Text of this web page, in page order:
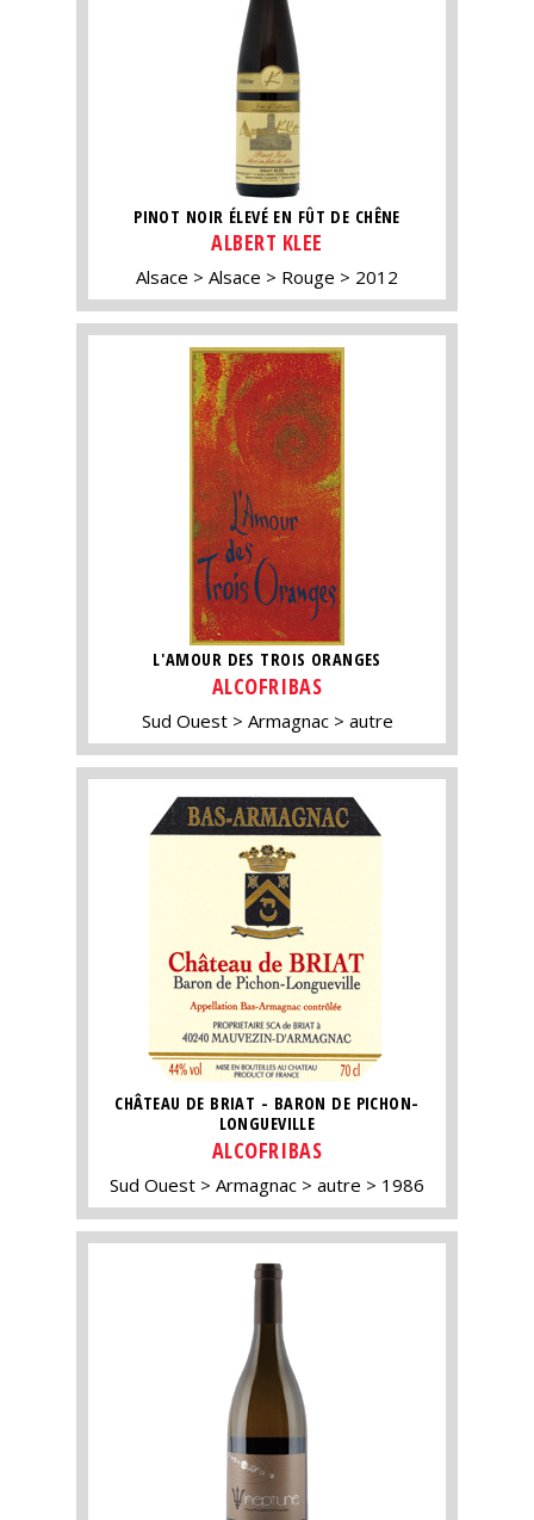
PINOT NOIR ÉLEVÉ EN FÛT DE CHÊNE
ALBERT KLEE
Alsace Alsace Rouge 2012
L'AMOUR DES TROIS ORANGES
ALCOFRIBAS
Sud Ouest Armagnac autre
CHÂTEAU DE BRIAT - BARON DE PICHON-
LONGUEVILLE
ALCOFRIBAS
Sud Ouest Armagnac autre 1986